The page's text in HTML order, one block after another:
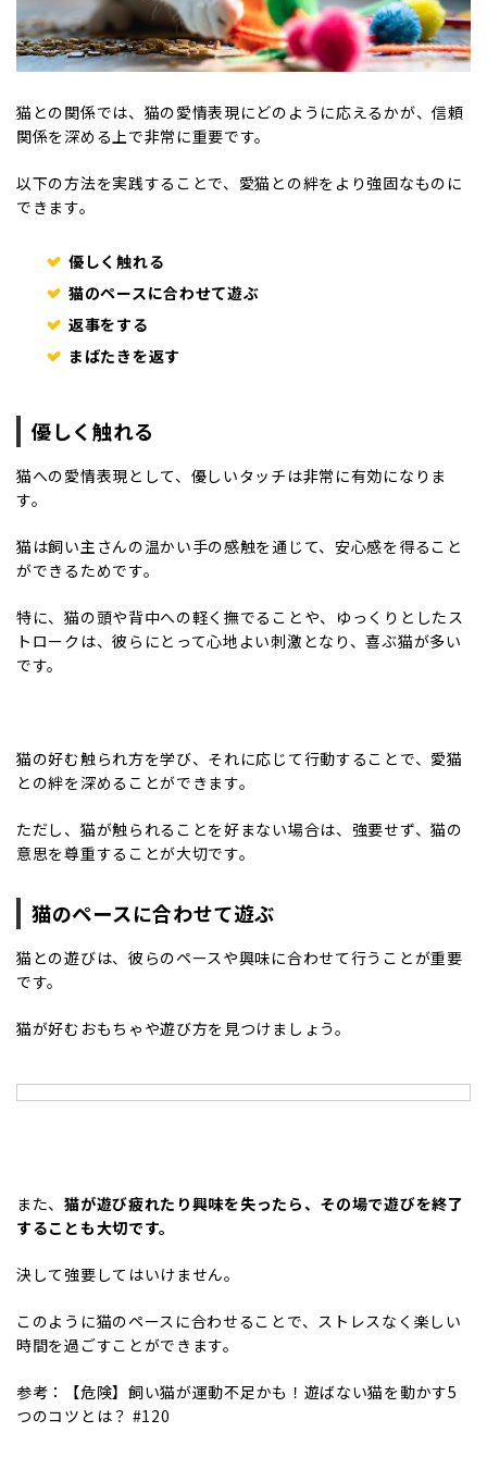
猫との関係では、猫の愛情表現にどのように応えるかが、信頼
関係を深める上で非常に重要です。
以下の方法を実践することで、愛猫との絆をより強固なものに
できます。
優しく触れる
猫のペースに合わせて遊ぶ
返事をする
まばたきを返す
優しく触れる
猫への愛情表現として、優しいタッチは非常に有効になりま
す。
猫は飼い主さんの温かい手の感触を通じて、安心感を得ること
ができるためです。
特に、猫の頭や背中への軽く撫でることや、ゆっくりとしたス
トロークは、彼らにとって心地よい刺激となり、喜ぶ猫が多い
です。
猫の好む触られ方を学び、それに応じて行動することで、愛猫
との絆を深めることができます。
ただし、猫が触られることを好まない場合は、強要せず、猫の
意思を尊重することが大切です。
猫のペースに合わせて遊ぶ
猫との遊びは、彼らのペースや興味に合わせて行うことが重要
です。
猫が好むおもちゃや遊び方を見つけましょう。
また、猫が遊び疲れたり興味を失ったら、その場で遊びを終了
することも大切です。
決して強要してはいけません。
このように猫のペースに合わせることで、ストレスなく楽しい
時間を過ごすことができます。
参考：
【危険】飼い猫が運動不足かも！遊ばない猫を動かす5
つのコツとは？ #120